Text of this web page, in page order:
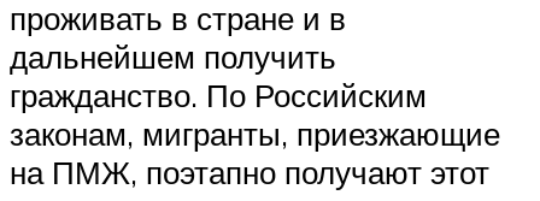
проживать в стране и в
дальнейшем получить
гражданство. По Российским
законам, мигранты, приезжающие
на ПМЖ, поэтапно получают этот